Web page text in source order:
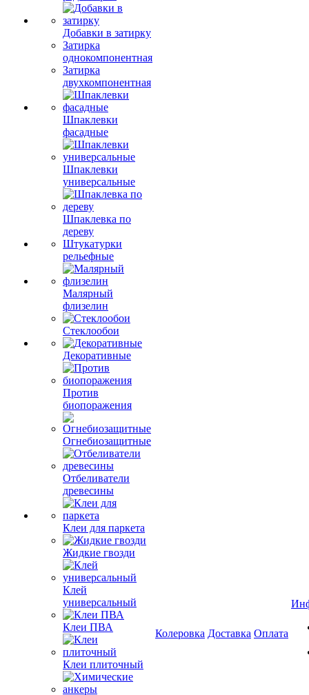
Добавки в затирку
Затирка
однокомпонентная
Затирка
двухкомпонентная
Шпаклевки
фасадные
Шпаклевки
универсальные
Шпаклевка по
дереву
Штукатурки
рельефные
Малярный
флизелин
Стеклообои
Декоративные
Против
биопоражения
Огнебиозащитные
Отбеливатели
древесины
Клеи для паркета
Жидкие гвозди
Клей
универсальный
Клеи ПВА
Клеи плиточный
Колеровка Доставка Оплата